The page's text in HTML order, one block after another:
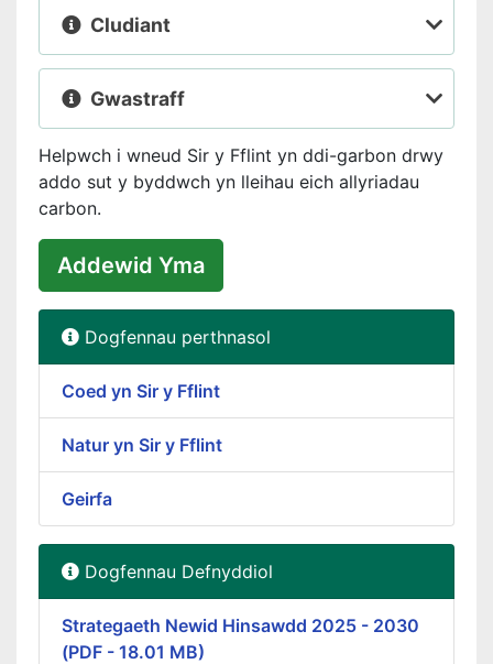
Cludiant
Gwastraff
Helpwch i wneud Sir y Fflint yn ddi-garbon drwy
addo sut y byddwch yn lleihau eich allyriadau
carbon.
Addewid Yma
Dogfennau perthnasol
Coed yn Sir y Fflint
Natur yn Sir y Fflint
Geirfa
Dogfennau Defnyddiol
Strategaeth Newid Hinsawdd 2025 - 2030
(PDF - 18.01 MB)